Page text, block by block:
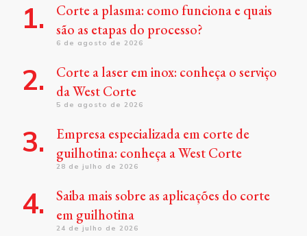
Corte a plasma: como funciona e quais
são as etapas do processo?
6 de agosto de 2026
Corte a laser em inox: conheça o serviço
da West Corte
5 de agosto de 2026
Empresa especializada em corte de
guilhotina: conheça a West Corte
28 de julho de 2026
Saiba mais sobre as aplicações do corte
em guilhotina
24 de julho de 2026